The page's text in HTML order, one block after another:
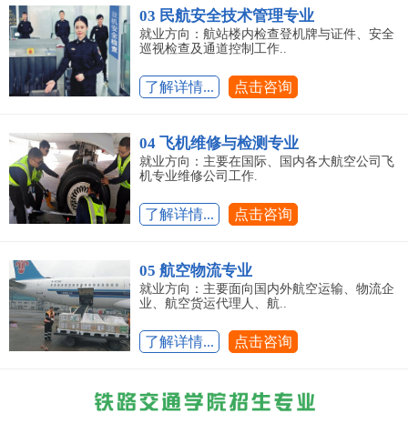
03 民航安全技术管理专业
就业方向：航站楼内检查登机牌与证件、安全
巡视检查及通道控制工作..
了解详情... 点击咨询
04 飞机维修与检测专业
就业方向：主要在国际、国内各大航空公司飞
机专业维修公司工作.
了解详情... 点击咨询
05 航空物流专业
就业方向：主要面向国内外航空运输、物流企
业、航空货运代理人、航..
了解详情... 点击咨询